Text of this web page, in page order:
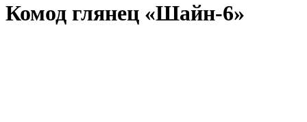
Комод глянец «Шайн-6»